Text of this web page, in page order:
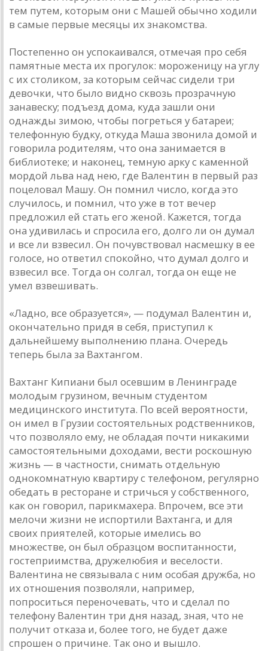
тем путем, которым они с Машей обычно ходили
в самые первые месяцы их знакомства.
Постепенно он успокаивался, отмечая про себя
памятные места их прогулок: мороженицу на углу
с их столиком, за которым сейчас сидели три
девочки, что было видно сквозь прозрачную
занавеску; подъезд дома, куда зашли они
однажды зимою, чтобы погреться у батареи;
телефонную будку, откуда Маша звонила домой и
говорила родителям, что она занимается в
библиотеке; и наконец, темную арку с каменной
мордой льва над нею, где Валентин в первый раз
поцеловал Машу. Он помнил число, когда это
случилось, и помнил, что уже в тот вечер
предложил ей стать его женой. Кажется, тогда
она удивилась и спросила его, долго ли он думал
и все ли взвесил. Он почувствовал насмешку в ее
голосе, но ответил спокойно, что думал долго и
взвесил все. Тогда он солгал, тогда он еще не
умел взвешивать.
«Ладно, все образуется», — подумал Валентин и,
окончательно придя в себя, приступил к
дальнейшему выполнению плана. Очередь
теперь была за Вахтангом.
Вахтанг Кипиани был осевшим в Ленинграде
молодым грузином, вечным студентом
медицинского института. По всей вероятности,
он имел в Грузии состоятельных родственников,
что позволяло ему, не обладая почти никакими
самостоятельными доходами, вести роскошную
жизнь — в частности, снимать отдельную
однокомнатную квартиру с телефоном, регулярно
обедать в ресторане и стричься у собственного,
как он говорил, парикмахера. Впрочем, все эти
мелочи жизни не испортили Вахтанга, и для
своих приятелей, которые имелись во
множестве, он был образцом воспитанности,
гостеприимства, дружелюбия и веселости.
Валентина не связывала с ним особая дружба, но
их отношения позволяли, например,
попроситься переночевать, что и сделал по
телефону Валентин три дня назад, зная, что не
получит отказа и, более того, не будет даже
спрошен о причине. Так оно и вышло.